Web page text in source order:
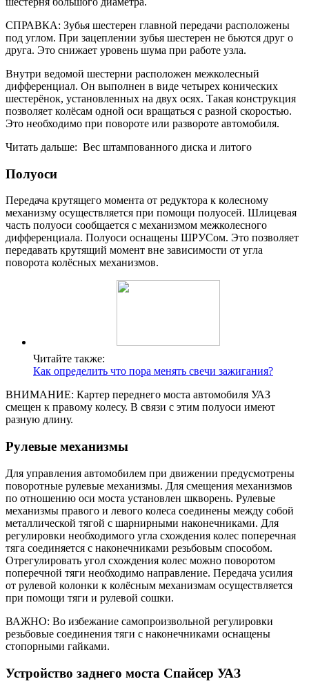
СПРАВКА: Зубья шестерен главной передачи расположены
под углом. При зацеплении зубья шестерен не бьются друг о
друга. Это снижает уровень шума при работе узла.
Внутри ведомой шестерни расположен межколесный
дифференциал. Он выполнен в виде четырех конических
шестерёнок, установленных на двух осях. Такая конструкция
позволяет колёсам одной оси вращаться с разной скоростью.
Это необходимо при повороте или развороте автомобиля.
Читать дальше: Вес штампованного диска и литого
Полуоси
Передача крутящего момента от редуктора к колесному
механизму осуществляется при помощи полуосей. Шлицевая
часть полуоси сообщается с механизмом межколесного
дифференциала. Полуоси оснащены ШРУСом. Это позволяет
передавать крутящий момент вне зависимости от угла
поворота колёсных механизмов.
Читайте также:
Как определить что пора менять свечи зажигания?
ВНИМАНИЕ: Картер переднего моста автомобиля УАЗ
смещен к правому колесу. В связи с этим полуоси имеют
разную длину.
Рулевые механизмы
Для управления автомобилем при движении предусмотрены
поворотные рулевые механизмы. Для смещения механизмов
по отношению оси моста установлен шкворень. Рулевые
механизмы правого и левого колеса соединены между собой
металлической тягой с шарнирными наконечниками. Для
регулировки необходимого угла схождения колес поперечная
тяга соединяется с наконечниками резьбовым способом.
Отрегулировать угол схождения колес можно поворотом
поперечной тяги необходимо направление. Передача усилия
от рулевой колонки к колёсным механизмам осуществляется
при помощи тяги и рулевой сошки.
ВАЖНО: Во избежание самопроизвольной регулировки
резьбовые соединения тяги с наконечниками оснащены
стопорными гайками.
Устройство заднего моста Спайсер УАЗ